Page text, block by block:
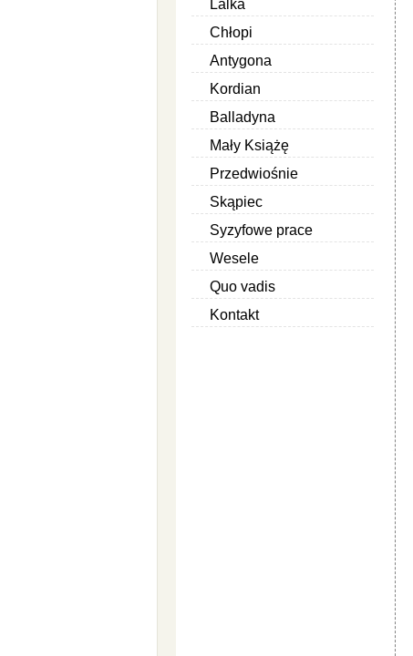
Lalka
Chłopi
Antygona
Kordian
Balladyna
Mały Książę
Przedwiośnie
Skąpiec
Syzyfowe prace
Wesele
Quo vadis
Kontakt